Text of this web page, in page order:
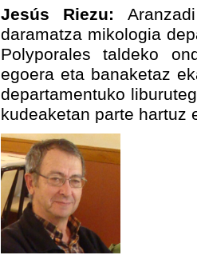
Jesús Riezu:
daramatza mikologia
Polyporales taldeko
egoera eta banaketaz
departamentuko
kudeaketan parte hartuz